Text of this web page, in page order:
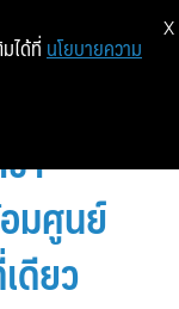
า
มศูนย์
ดียว
ได้ที่ นโยบายความ
X